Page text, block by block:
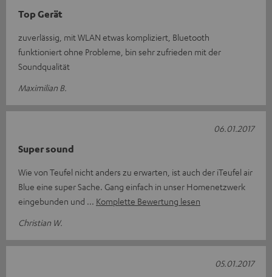
Top Gerät
zuverlässig, mit WLAN etwas kompliziert, Bluetooth
funktioniert ohne Probleme, bin sehr zufrieden mit der
Soundqualität
Maximilian B.
Super sound
Wie von Teufel nicht anders zu erwarten, ist auch der iTeufel air
Blue eine super Sache. Gang einfach in unser Homenetzwerk
eingebunden und
Komplette Bewertung lesen
Christian W.
06.01.2017
05.01.2017